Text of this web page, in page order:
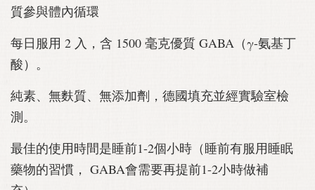
質參與體內循環
每日服用 2 入，含 1500 毫克優質 GABA（γ-氨基丁
酸）。
純素、無麩質、無添加劑，德國填充並經實驗室檢
測。
最佳的使用時間是睡前1-2個小時（睡前有服用睡眠
藥物的習慣， GABA會需要再提前1-2小時做補